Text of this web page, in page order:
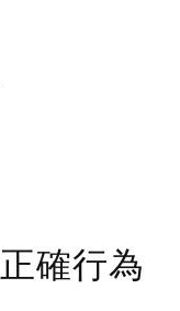
確行為